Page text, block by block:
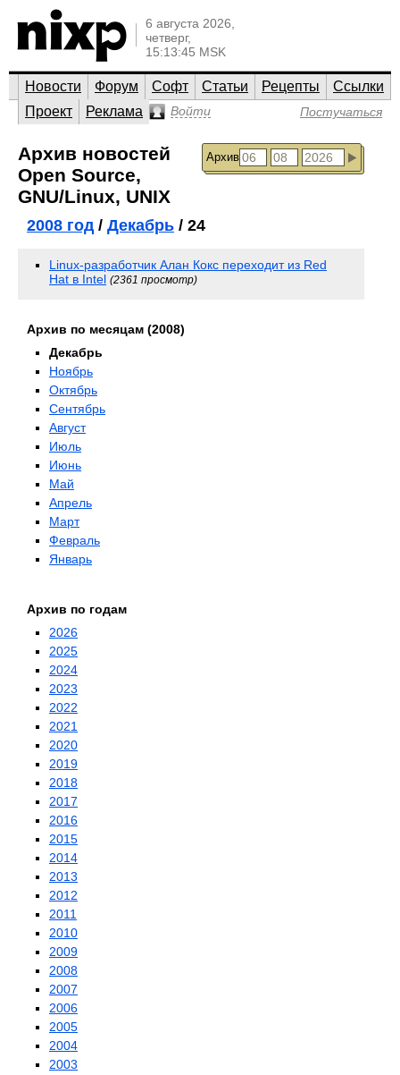
6 августа 2026,
четверг,
15:13:45 MSK
Новости Форум Софт Статьи Рецепты
Ссылки
Проект
Реклама Войти Постучаться
Архив
Архив новостей
Open Source,
GNU/Linux, UNIX
2008 год/ Декабрь / 24
Linux-разработчик Алан Кокс переходит из Red
Hat в Intel (2361 просмотр)
Архив по месяцам (2008)
Декабрь
Ноябрь
Октябрь
Сентябрь
Август
Июль
Июнь
Май
Апрель
Март
Февраль
Январь
Архив по годам
2026
2025
2024
2023
2022
2021
2020
2019
2018
2017
2016
2015
2014
2013
2012
2011
2010
2009
2008
2007
2006
2005
2004
2003